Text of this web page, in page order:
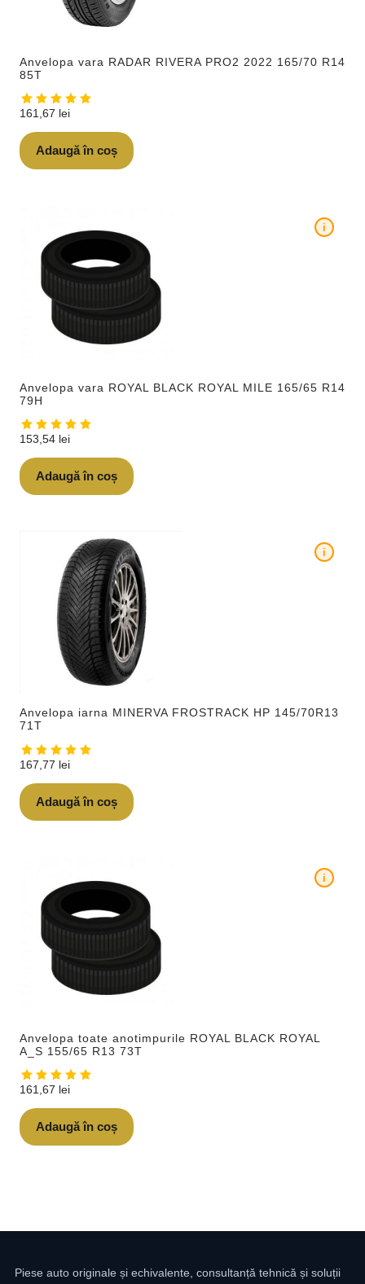
Anvelopa vara RADAR RIVERA PRO2 2022 165/70 R14
85T
161,67 lei
Adaugă în coș
Anvelopa vara ROYAL BLACK ROYAL MILE 165/65 R14
79H
i
153,54 lei
Adaugă în coș
Anvelopa iarna MINERVA FROSTRACK HP 145/70R13
71T
i
167,77 lei
Adaugă în coș
Anvelopa toate anotimpurile ROYAL BLACK ROYAL
A_S 155/65 R13 73T
i
161,67 lei
Adaugă în coș
Piese auto originale și echivalente, consultanță tehnică și soluții